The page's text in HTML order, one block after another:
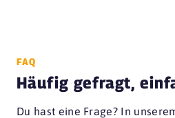
FAQ
Häufig gefragt,
Du hast eine Frage? In